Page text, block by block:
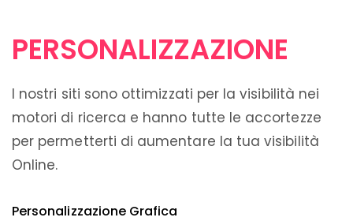
PERSONALIZZAZIONE
I nostri siti sono ottimizzati per la visibilità nei
motori di ricerca e hanno tutte le accortezze
per permetterti di aumentare la tua visibilità
Online.
Personalizzazione Grafica